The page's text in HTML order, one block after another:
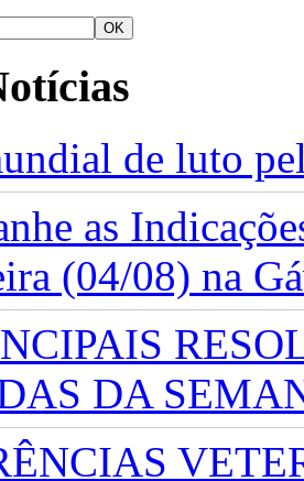
de luto
as
(04/08) na
DA